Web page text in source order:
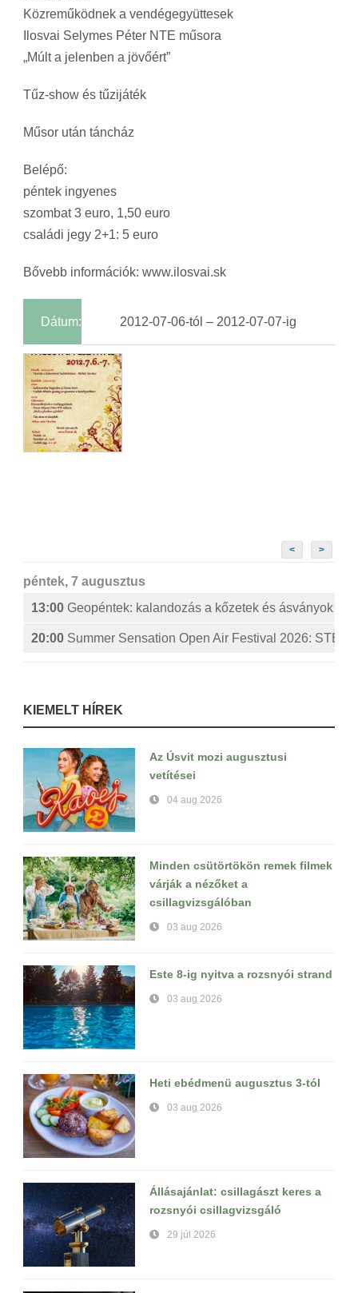
Közreműködnek a vendégegyüttesek
Ilosvai Selymes Péter NTE műsora
„Múlt a jelenben a jövőért”
Tűz-show és tűzijáték
Műsor után táncház
Belépő:
péntek ingyenes
szombat 3 euro, 1,50 euro
családi jegy 2+1: 5 euro
Bővebb információk: www.ilosvai.sk
Dátum: 2012-07-06-tól – 2012-07-07-ig
< >
péntek, 7 augusztus
13:00 Geopéntek: kalandozás a kőzetek és ásványok
20:00 Summer Sensation Open Air Festival 2026:
KIEMELT HÍREK
Az Úsvit mozi augusztusi
vetítései
04 aug 2026
Minden csütörtökön remek filmek
várják a nézőket a
csillagvizsgálóban
03 aug 2026
Este 8-ig nyitva a rozsnyói strand
03 aug 2026
Heti ebédmenü augusztus 3-tól
03 aug 2026
Állásajánlat: csillagászt keres a
rozsnyói csillagvizsgáló
29 júl 2026